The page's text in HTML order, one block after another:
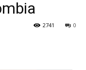
0
2741